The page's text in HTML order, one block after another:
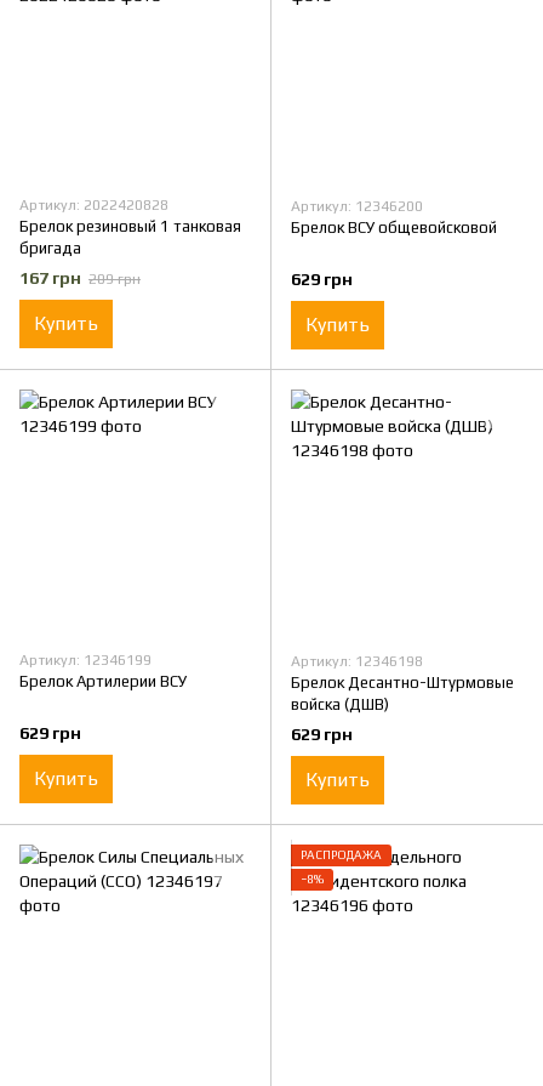
Артикул: 2022420828
Брелок резиновый 1 танковая
бригада
167 грн 209 грн
Купить
Артикул: 12346200
Брелок ВСУ общевойсковой
629 грн
Купить
Артикул: 12346199
Брелок Артилерии ВСУ
629 грн
Купить
Артикул: 12346198
Брелок Десантно-Штурмовые
войска (ДШВ)
629 грн
Купить
РАСПРОДАЖА
−8%